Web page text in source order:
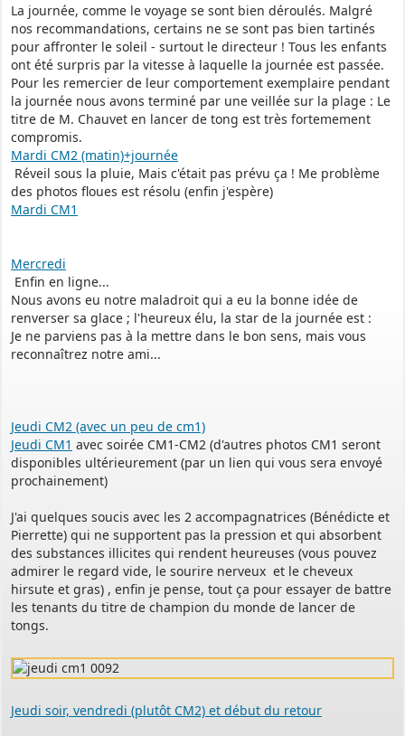
La journée, comme le voyage se sont bien déroulés. Malgré
nos recommandations, certains ne se sont pas bien tartinés
pour affronter le soleil - surtout le directeur ! Tous les enfants
ont été surpris par la vitesse à laquelle la journée est passée.
Pour les remercier de leur comportement exemplaire pendant
la journée nous avons terminé par une veillée sur la plage : Le
titre de M. Chauvet en lancer de tong est très fortemement
compromis.
Mardi CM2 (matin)+journée
Réveil sous la pluie, Mais c'était pas prévu ça ! Me problème
des photos floues est résolu (enfin j'espère)
Mardi CM1
Mercredi
Enfin en ligne...
Nous avons eu notre maladroit qui a eu la bonne idée de
renverser sa glace ; l'heureux élu, la star de la journée est :
Je ne parviens pas à la mettre dans le bon sens, mais vous
reconnaîtrez notre ami...
Jeudi CM2 (avec un peu de cm1)
Jeudi CM1 avec soirée CM1-CM2 (d'autres photos CM1 seront
disponibles ultérieurement (par un lien qui vous sera envoyé
prochainement)
J'ai quelques soucis avec les 2 accompagnatrices (Bénédicte et
Pierrette) qui ne supportent pas la pression et qui absorbent
des substances illicites qui rendent heureuses (vous pouvez
admirer le regard vide, le sourire nerveux et le cheveux
hirsute et gras) , enfin je pense, tout ça pour essayer de battre
les tenants du titre de champion du monde de lancer de
tongs.
Jeudi soir, vendredi (plutôt CM2) et début du retour
PERMIS DE CONSTRUIRE- DECLARATION PREALABLE
dorénavant en ligne
Depuis le 3 janvier 2022, vous pouvez profiter de lasaisine par
voie électronique (SVE)pour déposer votredemande
préalable et certificat d’urbanisme) avec les mêmes garanties de
et de prise en compte de votre dossier qu’un dépôt par papier.